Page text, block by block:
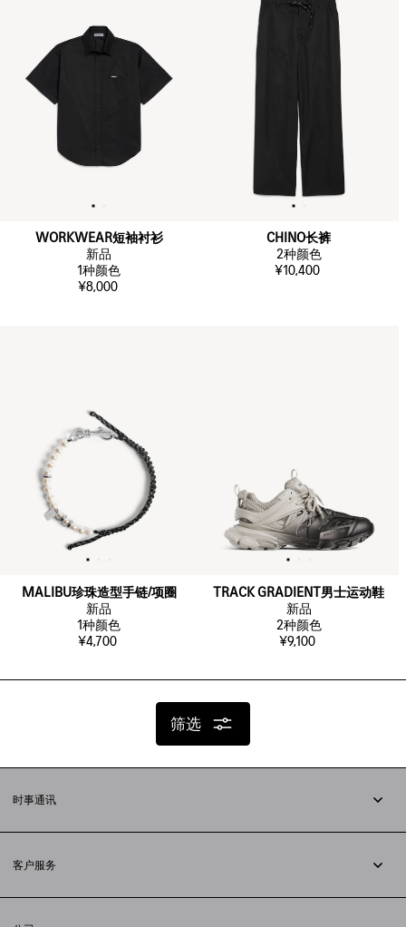
WORKWEAR短袖衬衫
新品
1种颜色
¥8,000
CHINO长裤
2种颜色
¥10,400
MALIBU珍珠造型手链/项圈
新品
1种颜色
¥4,700
TRACK GRADIENT男士运动鞋
新品
2种颜色
¥9,100
筛选
时事通讯
客户服务